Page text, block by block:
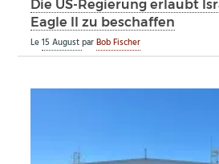
Die US-Regierung erlaubt
Eagle II zu beschaffen
Le15 AugustparBob Fischer